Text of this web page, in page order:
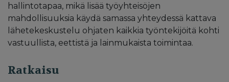
hallintotapaa, mikä lisää työyhteisöjen
mahdollisuuksia käydä samassa yhteydessä kattava
lähetekeskustelu ohjaten kaikkia työntekijöitä kohti
vastuullista, eettistä ja lainmukaista toimintaa.
Ratkaisu